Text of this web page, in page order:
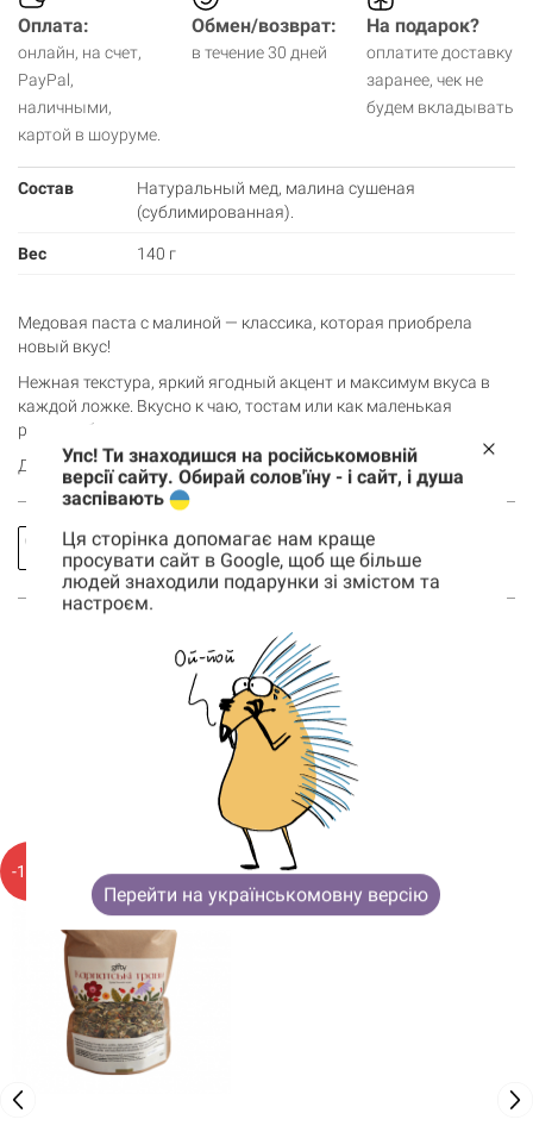
Оплата:
онлайн, на счет,
PayPal,
наличными,
картой в шоуруме.
Обмен/возврат:
в течение 30 дней
На подарок?
оплатите доставку
заранее, чек не
будем вкладывать
Состав
Натуральный мед, малина сушеная
(сублимированная).
Вес 140 г
Медовая паста с малиной — классика, которая приобрела
новый вкус!
Нежная текстура, яркий ягодный акцент и максимум вкуса в
каждой ложке. Вкусно к чаю, тостам или как маленькая
радость без повода.
Добавь в корзину и сделай свой чайный ритуал еще уютнее.
Заказать
звонок
Спросить
про товар
ВОЗМОЖНО, ТЕБЯ ТАКЖЕ
ЗАИНТЕРЕСУЮТ
-13%
Упс! Ти знаходишся на російськомовній
версії сайту. Обирай солов'їну - і сайт, і душа
заспівають
Ця сторінка допомагає нам краще
просувати сайт в Google, щоб ще більше
людей знаходили подарунки зі змістом та
настроєм.
Перейти на українськомовну версію
Корзина 0 товары
Корзина пуста